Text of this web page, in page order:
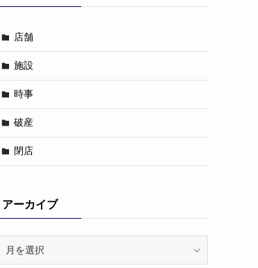
店舗
施設
時事
破産
閉店
アーカイブ